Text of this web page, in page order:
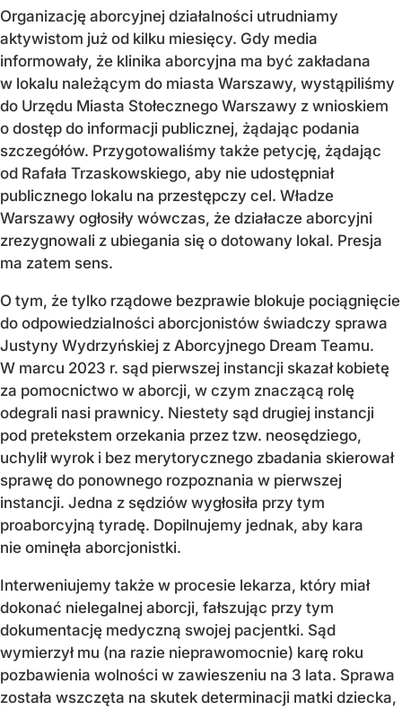
Organizację aborcyjnej działalności utrudniamy
aktywistom już od kilku miesięcy. Gdy media
informowały, że klinika aborcyjna ma być zakładana
w lokalu należącym do miasta Warszawy, wystąpiliśmy
do Urzędu Miasta Stołecznego Warszawy z wnioskiem
o dostęp do informacji publicznej, żądając podania
szczegółów. Przygotowaliśmy także petycję, żądając
od Rafała Trzaskowskiego, aby nie udostępniał
publicznego lokalu na przestępczy cel. Władze
Warszawy ogłosiły wówczas, że działacze aborcyjni
zrezygnowali z ubiegania się o dotowany lokal. Presja
ma zatem sens.
O tym, że tylko rządowe bezprawie blokuje pociągnięcie
do odpowiedzialności aborcjonistów świadczy sprawa
Justyny Wydrzyńskiej z Aborcyjnego Dream Teamu.
W marcu 2023 r. sąd pierwszej instancji skazał kobietę
za pomocnictwo w aborcji, w czym znaczącą rolę
odegrali nasi prawnicy. Niestety sąd drugiej instancji
pod pretekstem orzekania przez tzw. neosędziego,
uchylił wyrok i bez merytorycznego zbadania skierował
sprawę do ponownego rozpoznania w pierwszej
instancji. Jedna z sędziów wygłosiła przy tym
proaborcyjną tyradę. Dopilnujemy jednak, aby kara
nie ominęła aborcjonistki.
Interweniujemy także w procesie lekarza, który miał
dokonać nielegalnej aborcji, fałszując przy tym
dokumentację medyczną swojej pacjentki. Sąd
wymierzył mu (na razie nieprawomocnie) karę roku
pozbawienia wolności w zawieszeniu na 3 lata. Sprawa
została wszczęta na skutek determinacji matki dziecka,